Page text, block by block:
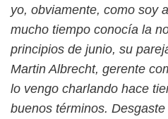
yo, obviamente, como soy
mucho tiempo conocía la
principios de junio, su
Martin Albrecht, gerente
lo vengo charlando hace
buenos términos.